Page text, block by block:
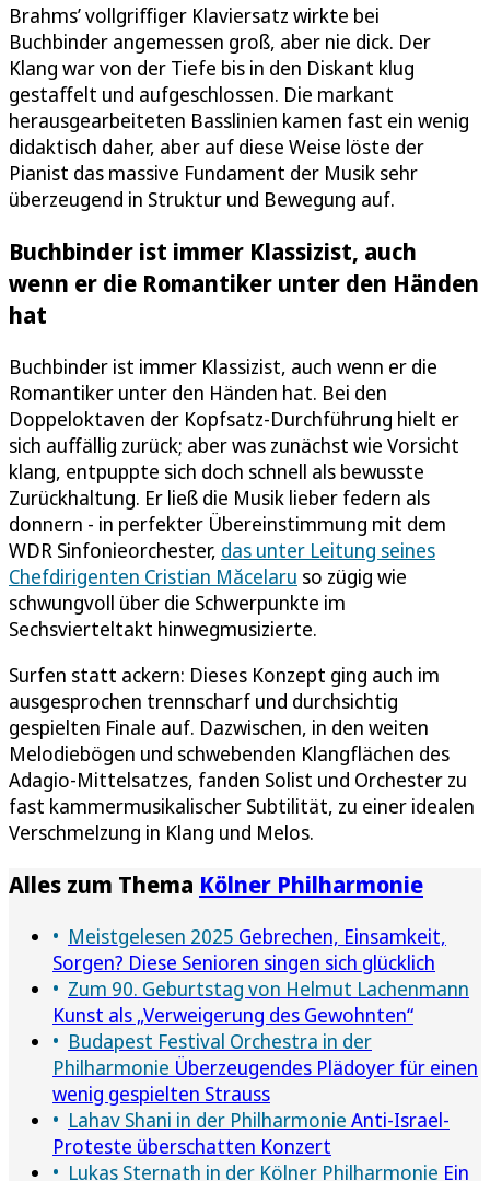
Brahms’ vollgriffiger Klaviersatz wirkte bei
Buchbinder angemessen groß, aber nie dick. Der
Klang war von der Tiefe bis in den Diskant klug
gestaffelt und aufgeschlossen. Die markant
herausgearbeiteten Basslinien kamen fast ein wenig
didaktisch daher, aber auf diese Weise löste der
Pianist das massive Fundament der Musik sehr
überzeugend in Struktur und Bewegung auf.
Buchbinder ist immer Klassizist, auch
wenn er die Romantiker unter den Händen
hat
Buchbinder ist immer Klassizist, auch wenn er die
Romantiker unter den Händen hat. Bei den
Doppeloktaven der Kopfsatz-Durchführung hielt er
sich auffällig zurück; aber was zunächst wie Vorsicht
klang, entpuppte sich doch schnell als bewusste
Zurückhaltung. Er ließ die Musik lieber federn als
donnern - in perfekter Übereinstimmung mit dem
WDR Sinfonieorchester, das unter Leitung seines
Chefdirigenten Cristian Măcelaru so zügig wie
schwungvoll über die Schwerpunkte im
Sechsvierteltakt hinwegmusizierte.
Surfen statt ackern: Dieses Konzept ging auch im
ausgesprochen trennscharf und durchsichtig
gespielten Finale auf. Dazwischen, in den weiten
Melodiebögen und schwebenden Klangflächen des
Adagio-Mittelsatzes, fanden Solist und Orchester zu
fast kammermusikalischer Subtilität, zu einer idealen
Verschmelzung in Klang und Melos.
Alles zum Thema Kölner Philharmonie
Meistgelesen 2025 Gebrechen, Einsamkeit,
Sorgen? Diese Senioren singen sich glücklich
Zum 90. Geburtstag von Helmut Lachenmann
Kunst als „Verweigerung des Gewohnten“
Budapest Festival Orchestra in der
Philharmonie Überzeugendes Plädoyer für einen
wenig gespielten Strauss
Lahav Shani in der Philharmonie Anti-Israel-
Proteste überschatten Konzert
Lukas Sternath in der Kölner Philharmonie Ein